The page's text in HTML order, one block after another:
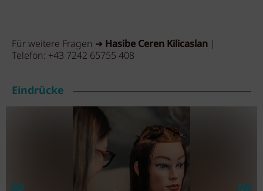
Für weitere Fragen ➜ Hasibe Ceren Kilicaslan |
Telefon: +43 7242 65755 408
Eindrücke